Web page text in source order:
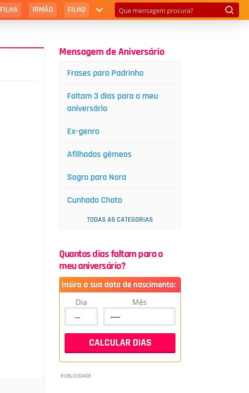
FILHA IRMÃO FILHO
Mensagem de Aniversário
Frases para Padrinho
Faltam 3 dias para o meu
aniversário
Ex-genro
Afilhados gêmeos
Sogro para Nora
Cunhado Chato
TODAS AS CATEGORIAS
Quantos dias faltam para o
meu aniversário?
Insira a sua data de nascimento:
Dia Mês